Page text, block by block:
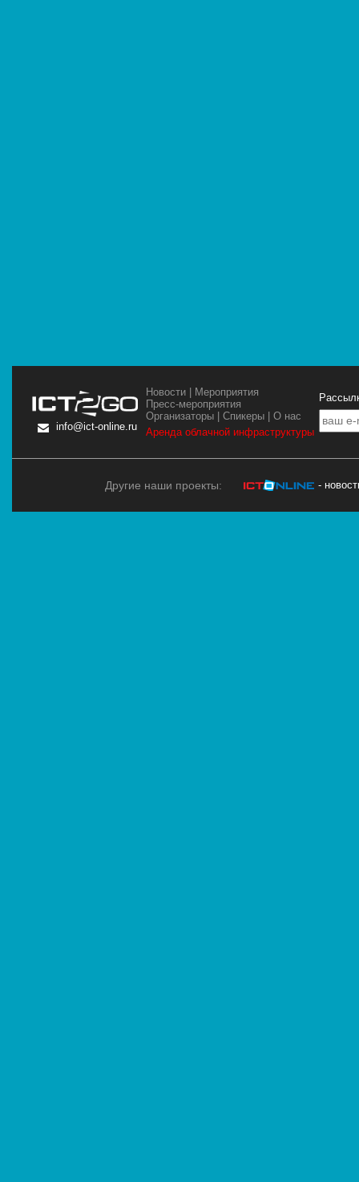
info@ict-online.ru
Новости | Мероприятия
Пресс-мероприятия
Организаторы |Спикеры |О нас
Аренда облачной инфраструктуры
Другие наши проекты: -